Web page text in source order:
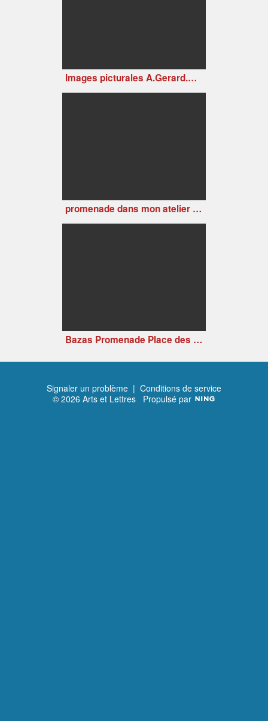
Images picturales A.Gerard.mov
promenade dans mon atelier 19 03 2011
Bazas Promenade Place des Arts
Signaler un problème | Conditions de service
© 2026 Arts et Lettres Propulsé par